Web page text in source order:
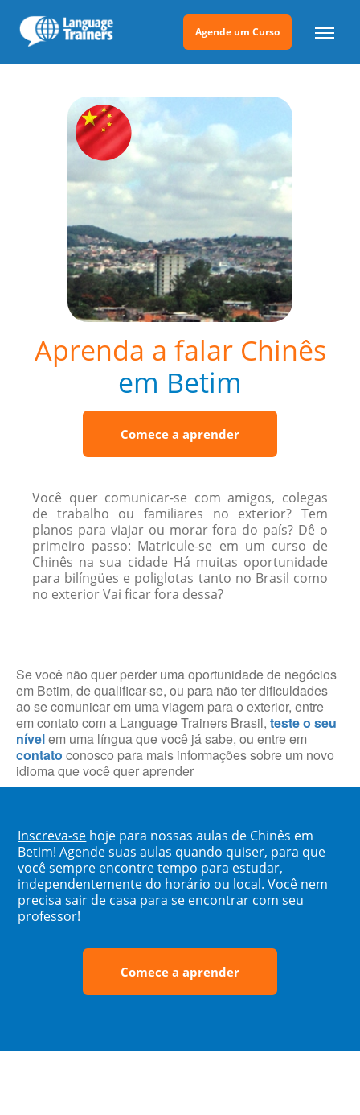
Agende um Curso
Aprenda a falar Chinês
em Betim
Comece a aprender
Você quer comunicar-se com amigos, colegas
de trabalho ou familiares no exterior? Tem
planos para viajar ou morar fora do país? Dê o
primeiro passo: Matricule-se em um curso de
Chinês na sua cidade Há muitas oportunidade
para bilíngües e poliglotas tanto no Brasil como
no exterior Vai ficar fora dessa?
Se você não quer perder uma oportunidade de negócios
em Betim, de qualificar-se, ou para não ter dificuldades
ao se comunicar em uma viagem para o exterior, entre
em contato com a Language Trainers Brasil, teste o seu
nívelem uma língua que você já sabe, ou entre em
contato conosco para mais informações sobre um novo
idioma que você quer aprender
Inscreva-se hoje para nossas aulas de Chinês em
Betim! Agende suas aulas quando quiser, para que
você sempre encontre tempo para estudar,
independentemente do horário ou local. Você nem
precisa sair de casa para se encontrar com seu
professor!
Comece a aprender